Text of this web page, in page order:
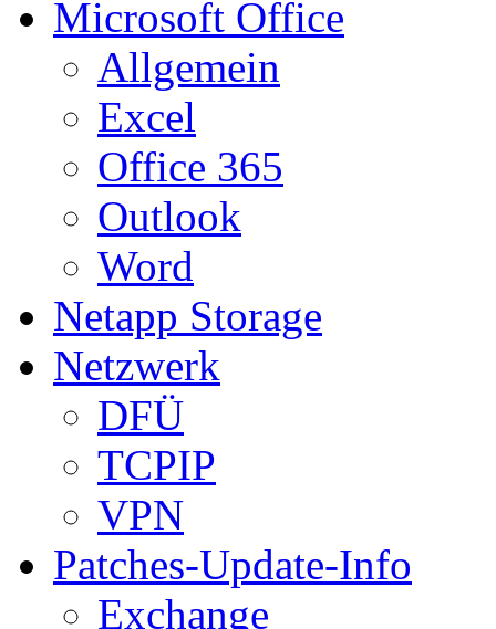
Microsoft Office
Allgemein
Excel
Office 365
Outlook
Word
Netapp Storage
Netzwerk
DFÜ
TCPIP
VPN
Patches-Update-Info
Exchange